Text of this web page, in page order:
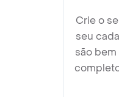
Crie o
seu
são